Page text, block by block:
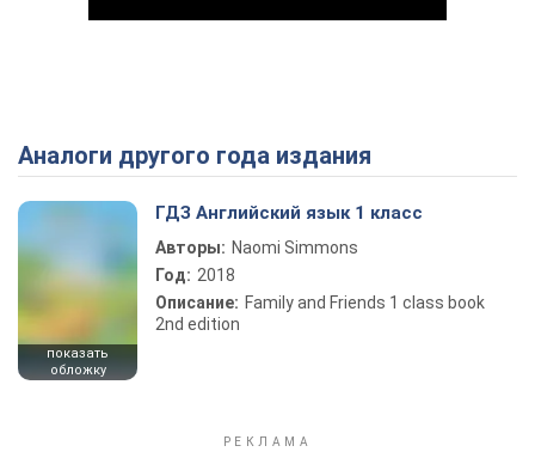
Play Video
Аналоги другого года издания
показать
обложку
ГДЗ Английский язык 1 класс
Авторы: Naomi Simmons
Год: 2018
Описание: Family and Friends 1 class book
2nd edition